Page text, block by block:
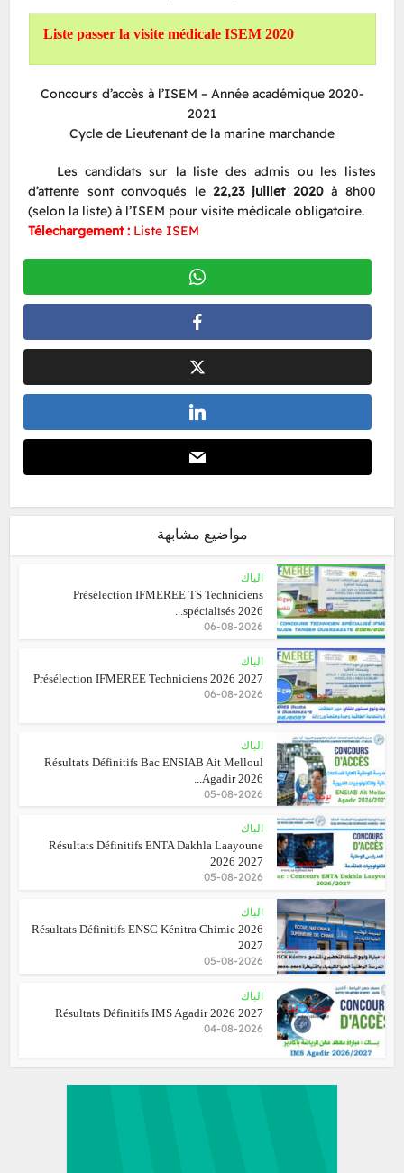
Liste passer la visite médicale ISEM 2020
Concours d’accès à l’ISEM – Année académique 2020-
2021
Cycle de Lieutenant de la marine marchande
Les candidats sur la liste des admis ou les listes
d’attente sont convoqués le 22,23 juillet 2020à 8h00
(selon la liste) à l’ISEM pour visite médicale obligatoire.
Télechargement : Liste ISEM
مواضيع مشابهة
الباك
Présélection IFMEREE TS Techniciens
spécialisés 2026...
06-08-2026
الباك
Présélection IFMEREE Techniciens 2026 2027
06-08-2026
الباك
Résultats Définitifs Bac ENSIAB Ait Melloul
Agadir 2026...
05-08-2026
الباك
Résultats Définitifs ENTA Dakhla Laayoune
2026 2027
05-08-2026
الباك
Résultats Définitifs ENSC Kénitra Chimie 2026
2027
05-08-2026
الباك
Résultats Définitifs IMS Agadir 2026 2027
04-08-2026